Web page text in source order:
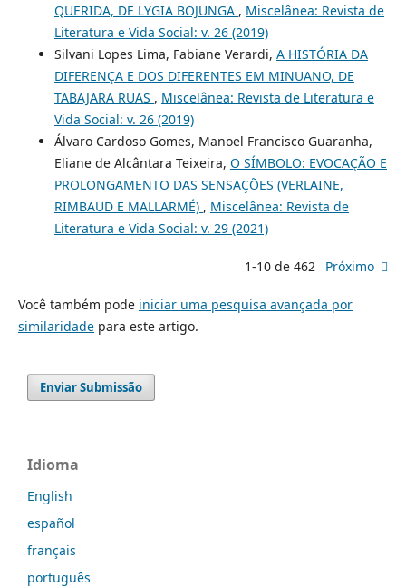
QUERIDA, DE LYGIA BOJUNGA , Miscelânea: Revista de
Literatura e Vida Social: v. 26 (2019)
Silvani Lopes Lima, Fabiane Verardi, A HISTÓRIA DA
DIFERENÇA E DOS DIFERENTES EM MINUANO, DE
TABAJARA RUAS , Miscelânea: Revista de Literatura e
Vida Social: v. 26 (2019)
Álvaro Cardoso Gomes, Manoel Francisco Guaranha,
Eliane de Alcântara Teixeira, O SÍMBOLO: EVOCAÇÃO E
PROLONGAMENTO DAS SENSAÇÕES (VERLAINE,
RIMBAUD E MALLARMÉ) , Miscelânea: Revista de
Literatura e Vida Social: v. 29 (2021)
1-10 de 462 Próximo
Você também pode iniciar uma pesquisa avançada por
similaridadepara este artigo.
Enviar Submissão
Idioma
English
español
français
português